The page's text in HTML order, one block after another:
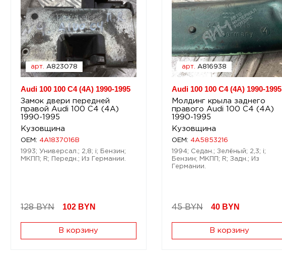
арт. A823078
Audi 100 100 C4 (4A) 1990-1995
Замок двери передней
правой Audi 100 C4 (4A)
1990-1995
Кузовщина
OEM: 4A1837016B
1993; Универсал.; 2,8; i; Бензин;
МКПП; R; Передн.; Из Германии.
128 BYN 102 BYN
В корзину
арт. A816938
Audi 100 100 C4 (4A) 1990-1995
Молдинг крыла заднего
правого Audi 100 C4 (4A)
1990-1995
Кузовщина
OEM: 4A5853216
1994; Седан.; Зелёный; 2,3; i;
Бензин; МКПП; R; Задн.; Из
Германии.
45 BYN 40 BYN
В корзину